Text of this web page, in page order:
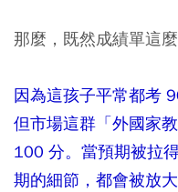
那麼，既然成績單這
因為這孩子平常都考
但市場這群「外國家
100 分。當預期被拉
期的細節，都會被放大